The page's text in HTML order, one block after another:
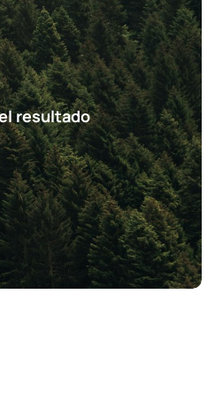
resultado